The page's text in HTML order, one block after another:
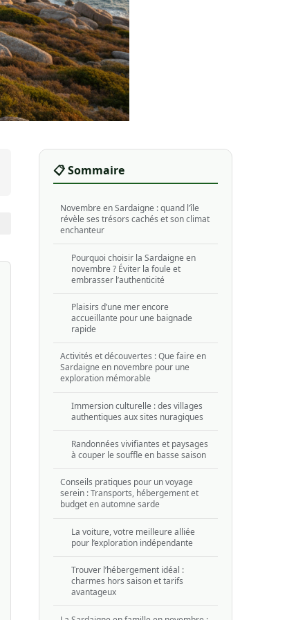
📋 Sommaire
Novembre en Sardaigne : quand l’île
révèle ses trésors cachés et son climat
enchanteur
Pourquoi choisir la Sardaigne en
novembre ? Éviter la foule et
embrasser l’authenticité
Plaisirs d’une mer encore
accueillante pour une baignade
rapide
Activités et découvertes : Que faire en
Sardaigne en novembre pour une
exploration mémorable
Immersion culturelle : des villages
authentiques aux sites nuragiques
Randonnées vivifiantes et paysages
à couper le souffle en basse saison
Conseils pratiques pour un voyage
serein : Transports, hébergement et
budget en automne sarde
La voiture, votre meilleure alliée
pour l’exploration indépendante
Trouver l’hébergement idéal :
charmes hors saison et tarifs
avantageux